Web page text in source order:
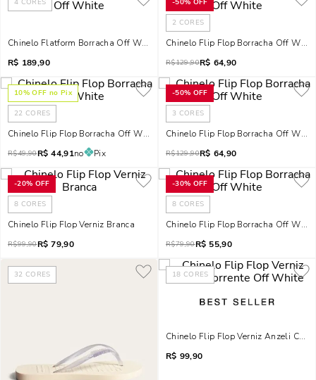
4 CORES
Chinelo Flatform Borracha Off White
R$ 189,90
-50% OFF
2 CORES
Chinelo Flip Flop Borracha Off White
R$129,90R$ 64,90
10% OFF no Pix
22 CORES
Chinelo Flip Flop Borracha Off White
R$49,90R$ 44,91no Pix
-50% OFF
3 CORES
Chinelo Flip Flop Borracha Off White
R$129,90R$ 64,90
-20% OFF
8 CORES
Chinelo Flip Flop Verniz Branca
R$99,90R$ 79,90
-30% OFF
8 CORES
Chinelo Flip Flop Borracha Off White
R$79,90R$ 55,90
32 CORES 18 CORES
Chinelo Flip Flop Verniz Anzeli
R$ 99,90